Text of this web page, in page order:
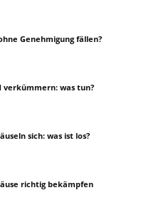
Genehmigung fällen?
verkümmern: was tun?
sich: was ist los?
richtig bekämpfen